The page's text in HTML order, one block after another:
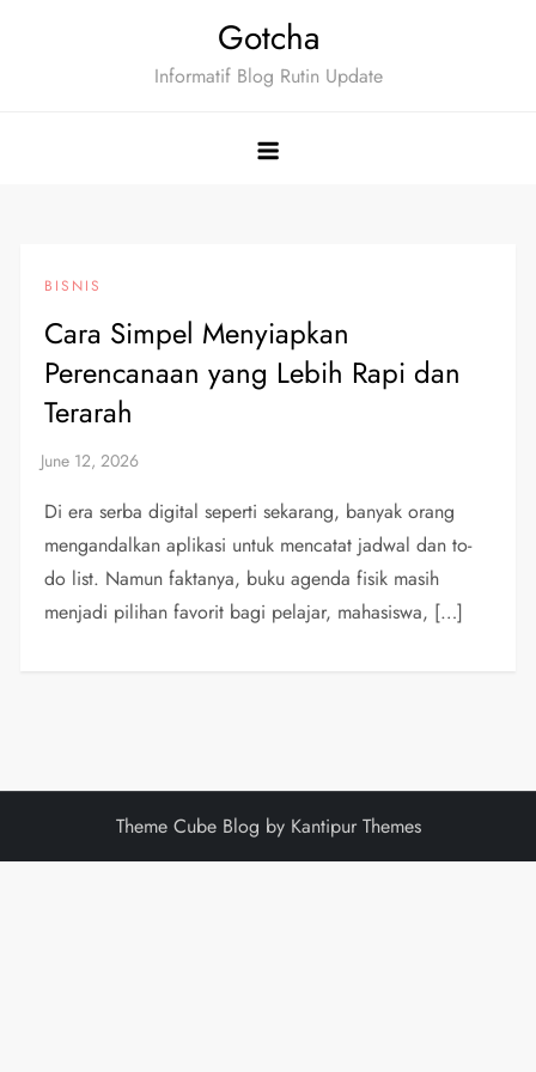
Gotcha
Informatif Blog Rutin Update
BISNIS
Cara Simpel Menyiapkan
Perencanaan yang Lebih Rapi dan
Terarah
Di era serba digital seperti sekarang, banyak orang
mengandalkan aplikasi untuk mencatat jadwal dan to-
do list. Namun faktanya, buku agenda fisik masih
menjadi pilihan favorit bagi pelajar, mahasiswa, […]
Theme Cube Blog by Kantipur Themes